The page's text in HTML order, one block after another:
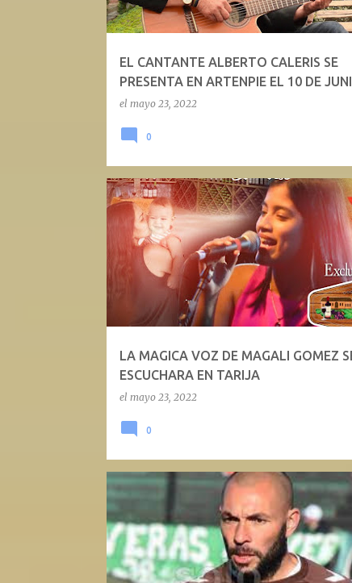
EL CANTANTE ALBERTO CALERIS SE
PRESENTA EN ARTENPIE EL 10 DE
el mayo 23, 2022
0
LA MAGICA VOZ DE MAGALI GOMEZ
ESCUCHARA EN TARIJA
el mayo 23, 2022
0